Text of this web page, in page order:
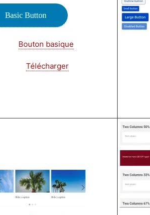
Bouton basique
Télécharger
Image